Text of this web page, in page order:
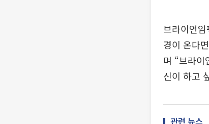
브라이언
경이 온다
며 “브라이
신이 하고
관련 뉴스